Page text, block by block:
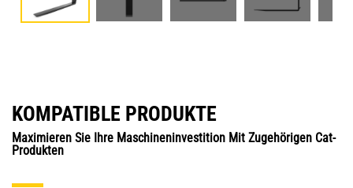
KOMPATIBLE PRODUKTE
Maximieren Sie Ihre Maschineninvestition Mit Zugehörigen Cat-
Produkten